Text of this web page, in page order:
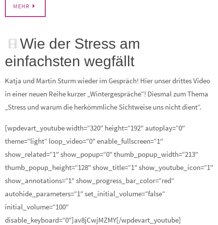
MEHR
Wie der Stress am
einfachsten wegfällt
Katja und Martin Sturm wieder im Gespräch! Hier unser drittes Video
in einer neuen Reihe kurzer „Wintergespräche“! Diesmal zum Thema
„Stress und warum die herkömmliche Sichtweise uns nicht dient“.
[wpdevart_youtube width=“320″ height=“192″ autoplay=“0″
theme=“light“ loop_video=“0″ enable_fullscreen=“1″
show_related=“1″ show_popup=“0″ thumb_popup_width=“213″
thumb_popup_height=“128″ show_title=“1″ show_youtube_icon=“1″
show_annotations=“1″ show_progress_bar_color=“red“
autohide_parameters=“1″ set_initial_volume=“false“
initial_volume=“100″
disable_keyboard=“0″]av8jCwjMZMY[/wpdevart_youtube]